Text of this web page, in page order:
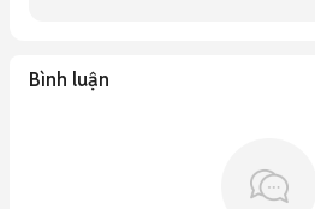
Bình luận